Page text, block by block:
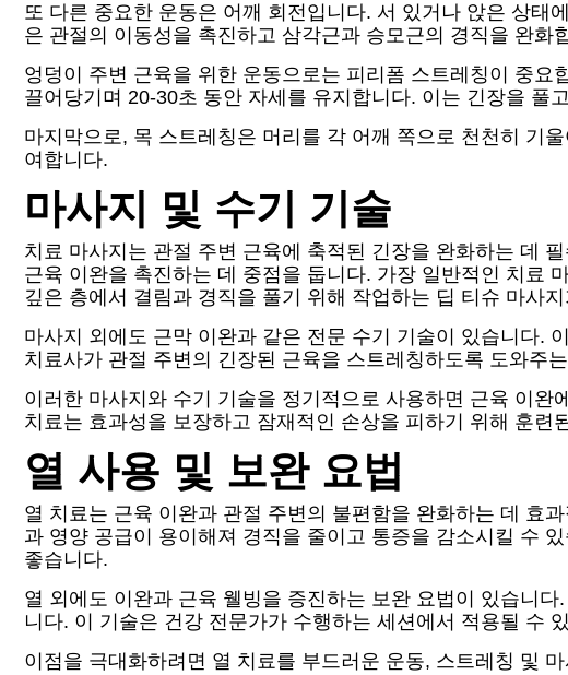
또 다른 중요한 운동은 어깨 회전입니다. 서 있거나 앉은 상태
은 관절의 이동성을 촉진하고 삼각근과 승모근의 경직을 완
엉덩이 주변 근육을 위한 운동으로는 피리폼 스트레칭이 중
끌어당기며 20-30초 동안 자세를 유지합니다. 이는 긴장을 풀
마지막으로, 목 스트레칭은 머리를 각 어깨 쪽으로 천천히 기
여합니다.
마사지 및 수기 기술
치료 마사지는 관절 주변 근육에 축적된 긴장을 완화하는 데
근육 이완을 촉진하는 데 중점을 둡니다. 가장 일반적인 치료
깊은 층에서 결림과 경직을 풀기 위해 작업하는 딥 티슈 마사
마사지 외에도 근막 이완과 같은 전문 수기 기술이 있습니다.
치료사가 관절 주변의 긴장된 근육을 스트레칭하도록 도와주
이러한 마사지와 수기 기술을 정기적으로 사용하면 근육 이
치료는 효과성을 보장하고 잠재적인 손상을 피하기 위해 훈련
열 사용 및 보완 요법
열 치료는 근육 이완과 관절 주변의 불편함을 완화하는 데 효
과 영양 공급이 용이해져 경직을 줄이고 통증을 감소시킬 수
좋습니다.
열 외에도 이완과 근육 웰빙을 증진하는 보완 요법이 있습니
니다. 이 기술은 건강 전문가가 수행하는 세션에서 적용될 수
이점을 극대화하려면 열 치료를 부드러운 운동, 스트레칭 및